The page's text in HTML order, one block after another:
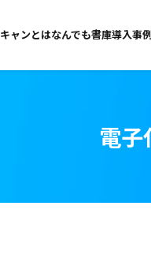
ャンとはなんでも書庫導入事
電子